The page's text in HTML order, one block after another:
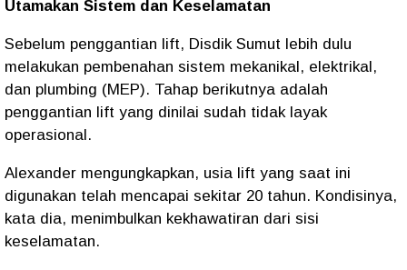
Utamakan Sistem dan Keselamatan
Sebelum penggantian lift, Disdik Sumut lebih dulu
melakukan pembenahan sistem mekanikal, elektrikal,
dan plumbing (MEP). Tahap berikutnya adalah
penggantian lift yang dinilai sudah tidak layak
operasional.
Alexander mengungkapkan, usia lift yang saat ini
digunakan telah mencapai sekitar 20 tahun. Kondisinya,
kata dia, menimbulkan kekhawatiran dari sisi
keselamatan.